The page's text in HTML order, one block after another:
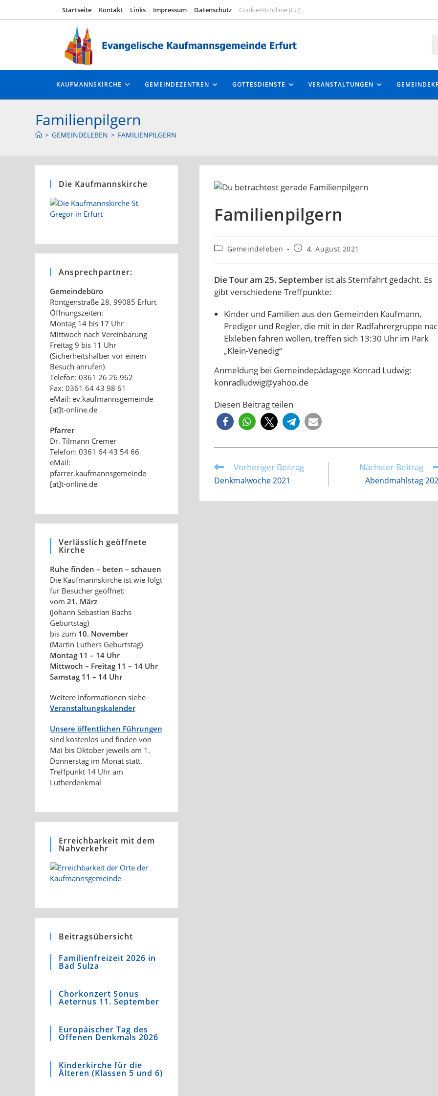
Startseite Kontakt Links Impressum Datenschutz Cookie-Richtlinie (EU)
KAUFMANNSKIRCHE GEMEINDEZENTREN GOTTESDIENSTE VERANSTALTUNGEN
Familienpilgern
> GEMEINDELEBEN > FAMILIENPILGERN
Familienpilgern
Beitrags-
Gemeindeleben
Beitrag4. August 2021
Die Tour am 25. September ist als Sternfahrt gedacht. Es
gibt verschiedene Treffpunkte:
Kinder und Familien aus den Gemeinden Kaufmann,
Prediger und Regler, die mit in der Radfahrergruppe
Elxleben fahren wollen, treffen sich 13:30 Uhr im Park
„Klein-Venedig“
Anmeldung bei Gemeindepädagoge Konrad Ludwig:
konradludwig@yahoo.de
Diesen Beitrag teilen
Weitere
Artikel
ansehen
Vorheriger Beitrag
Denkmalwoche 2021
Nächster Beitrag
Abendmahlstag
Die Kaufmannskirche
Ansprechpartner:
Gemeindebüro
Röntgenstraße 28, 99085 Erfurt
Öffnungszeiten:
Montag 14 bis 17 Uhr
Mittwoch nach Vereinbarung
Freitag 9 bis 11 Uhr
(Sicherheitshalber vor einem
Besuch anrufen)
Telefon: 0361 26 26 962
Fax: 0361 64 43 98 61
eMail: ev.kaufmannsgemeinde
[at]t-online.de
Pfarrer
Dr. Tilmann Cremer
Telefon: 0361 64 43 54 66
eMail:
pfarrer.kaufmannsgemeinde
[at]t-online.de
Verlässlich geöffnete
Kirche
Ruhe finden – beten – schauen
Die Kaufmannskirche ist wie folgt
für Besucher geöffnet:
vom 21. März
(Johann Sebastian Bachs
Geburtstag)
bis zum 10. November
(Martin Luthers Geburtstag)
Montag 11 – 14 Uhr
Mittwoch – Freitag 11 – 14 Uhr
Samstag 11 – 14 Uhr
Weitere Informationen siehe
Veranstaltungskalender
Unsere öffentlichen Führungen
sind kostenlos und finden von
Mai bis Oktober jeweils am 1.
Donnerstag im Monat statt.
Treffpunkt 14 Uhr am
Lutherdenkmal
Erreichbarkeit mit dem
Nahverkehr
Beitragsübersicht
Familienfreizeit 2026 in
Bad Sulza
Chorkonzert Sonus
Aeternus 11. September
Europäischer Tag des
Offenen Denkmals 2026
Kinderkirche für die
Älteren (Klassen 5 und 6)